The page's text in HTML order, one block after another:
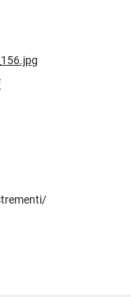
otworzy się w nowym
Uwaga, link